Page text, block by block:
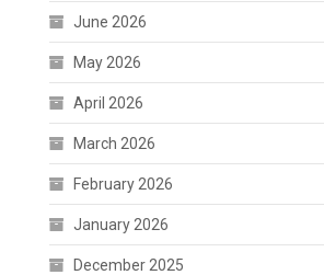
June 2026
May 2026
April 2026
March 2026
February 2026
January 2026
December 2025